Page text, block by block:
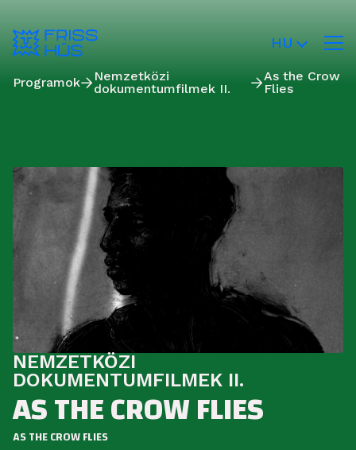
HU
Programok
Nemzetközi
dokumentumfilmek II.
As the Crow
Flies
NEMZETKÖZI
DOKUMENTUMFILMEK II.
AS THE CROW FLIES
AS THE CROW FLIES